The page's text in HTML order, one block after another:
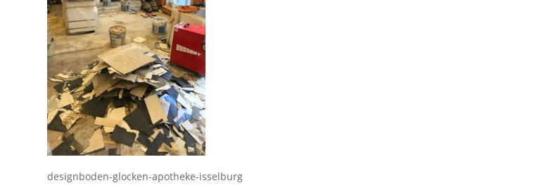
designboden-glocken-apotheke-isselburg